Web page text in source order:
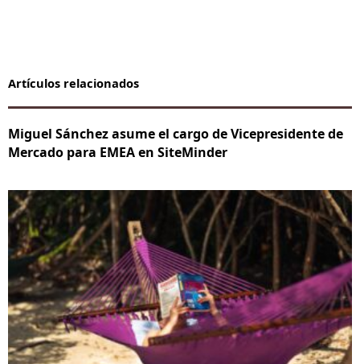
Artículos relacionados
Miguel Sánchez asume el cargo de Vicepresidente de
Mercado para EMEA en SiteMinder